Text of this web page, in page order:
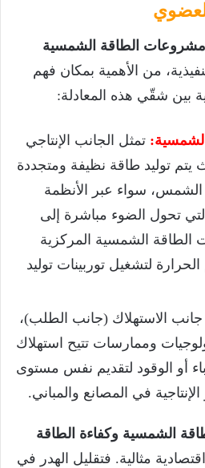
مشروعات الطاقة الشمسية
من الأهمية بمكان فهم
بين شقّي هذه المعادلة:
تمثل الجانب الإنتاجي
توليد طاقة نظيفة ومتجددة
سواء عبر الأنظمة
تحول الضوء مباشرة إلى
الطاقة الشمسية المركزية
لتشغيل توربينات توليد
الاستهلاك (جانب الطلب)،
وممارسات تتيح استهلاك
أو الوقود لتقديم نفس مستوى
الإنتاجية في المصانع والمباني.
الشمسية وكفاءة الطاقة
مثالية. فتقليل الهدر في